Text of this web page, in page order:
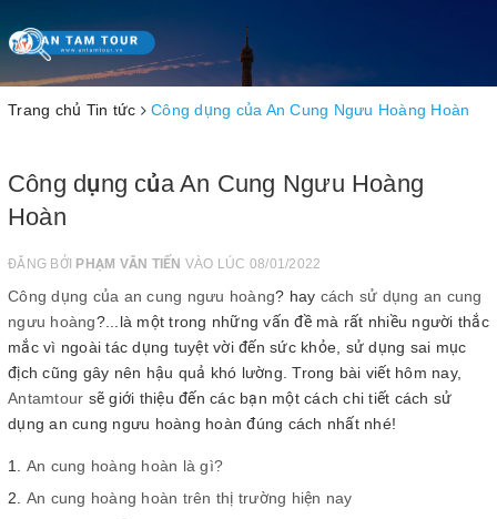
Toggle
navigation
Trang chủ Tin tức Công dụng của An Cung Ngưu Hoàng Hoàn
Công dụng của An Cung Ngưu Hoàng
Hoàn
ĐĂNG BỞI PHẠM VĂN TIẾN VÀO LÚC 08/01/2022
Công dụng của an cung ngưu hoàng? hay cách sử dụng an cung
ngưu hoàng?...là một trong những vấn đề mà rất nhiều người thắc
mắc vì ngoài tác dụng tuyệt vời đến sức khỏe, sử dụng sai mục
địch cũng gây nên hậu quả khó lường. Trong bài viết hôm nay,
Antamtour sẽ giới thiệu đến các bạn một cách chi tiết cách sử
dụng an cung ngưu hoàng hoàn đúng cách nhất nhé!
An cung hoàng hoàn là gì?
An cung hoàng hoàn trên thị trường hiện nay